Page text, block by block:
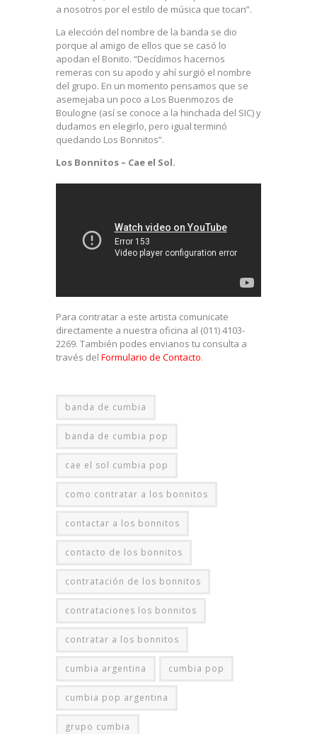
a nosotros por el estilo de música que tocan”.
La elección del nombre de la banda se dio
porque al amigo de ellos que se casó lo
apodan el Bonito. “Decídimos hacernos
remeras con su apodo y ahí surgió el nombre
del grupo. En un momento pensamos que se
asemejaba un poco a Los Buenmozos de
Boulogne (así se conoce a la hinchada del SIC) y
dudamos en elegirlo, pero igual terminó
quedando Los Bonnitos”.
Los Bonnitos – Cae el Sol.
Para contratar a este artista comunicate
directamente a nuestra oficina al (011) 4103-
2269. También podes envianos tu consulta a
través del Formulario de Contacto.
banda de cumbia
banda de cumbia pop
cae el sol cumbia pop
como contratar a los bonnitos
contactar a los bonnitos
contacto de los bonnitos
contratación de los bonnitos
contrataciones los bonnitos
contratar a los bonnitos
cumbia argentina cumbia pop
cumbia pop argentina
grupo cumbia